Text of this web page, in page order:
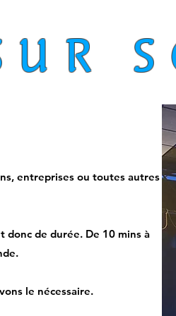
entreprises ou toutes autres
donc de durée. De 10 mins à
le nécessaire.